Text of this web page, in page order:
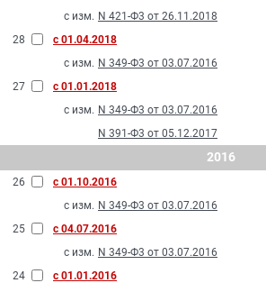
с изм. N 421-Ф3 от 26.11.2018
28
с 01.04.2018
с изм. N 349-Ф3 от 03.07.2016
27
с 01.01.2018
с изм. N 349-Ф3 от 03.07.2016
N 391-Ф3 от 05.12.2017
2016
26
с 01.10.2016
с изм. N 349-Ф3 от 03.07.2016
25
с 04.07.2016
с изм. N 349-Ф3 от 03.07.2016
24
с 01.01.2016